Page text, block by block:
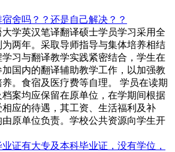
舍吗？？还是自己解决？？
学英汉笔译翻译硕士学员学习采用全
两年。采取导师指导与集体培养相结
习与翻译教学实践紧密结合，学生在
国内的翻译辅助教学工作，以加强教
。食宿及医疗费等自理。 学员在读期
案均应保留在原单位，在学期间根据
相应的待遇，其工资、生活福利及补
由原单位负责。学校公共资源向学生开
证有大专及本科毕业证，没有学位，